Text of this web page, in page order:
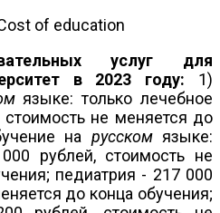
of education
услуг для
в 2023 году: 1)
языке: только лечебное
не меняется до
на русскомязыке:
рублей, стоимость не
педиатрия - 217 000
до конца обучения;